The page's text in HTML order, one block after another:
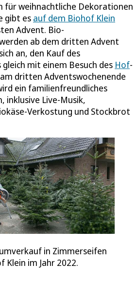
für weihnachtliche Dekorationen
gibt es auf dem Biohof Klein
Advent. Bio-
ab dem dritten Advent
an, den Kauf des
mit einem Besuch des Hof-
dritten Adventswochenende
ein familienfreundliches
inklusive Live-Musik,
Verkostung und Stockbrot
in Zimmerseifen
Klein im Jahr 2022.